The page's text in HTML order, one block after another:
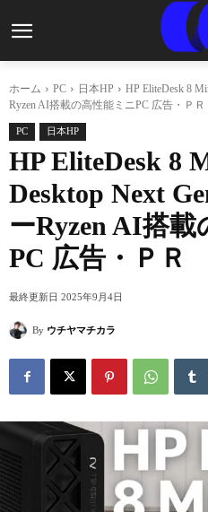
ホーム PC 日本HP
HP EliteDesk 8
Ryzen AI搭載の高性能ミニPC 広告・ＰＲ
PC 日本HP
HP EliteDesk 8
Desktop Next
ーRyzen AI搭載
PC 広告・ＰＲ
最終更新日 2025年9月4日
By ウチヤマチカラ